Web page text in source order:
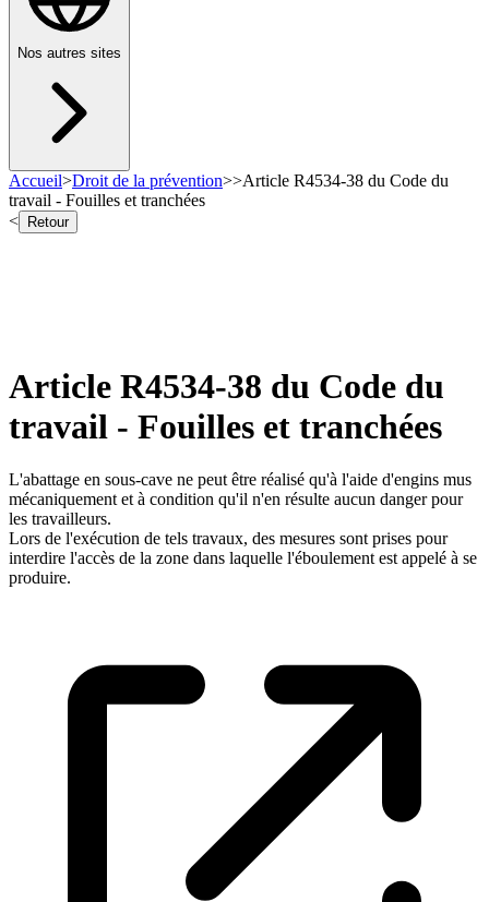
Nos autres sites
Accueil>Droit de la prévention>>Article R4534-38 du Code du
travail - Fouilles et tranchées
<
Retour
Article R4534-38 du Code du
travail - Fouilles et tranchées
L'abattage en sous-cave ne peut être réalisé qu'à l'aide d'engins mus
mécaniquement et à condition qu'il n'en résulte aucun danger pour
les travailleurs.
Lors de l'exécution de tels travaux, des mesures sont prises pour
interdire l'accès de la zone dans laquelle l'éboulement est appelé à se
produire.